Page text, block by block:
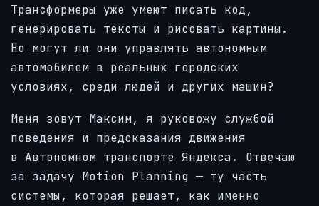
Трансформеры уже умеют писать код,
генерировать тексты и рисовать картины.
Но могут ли они управлять автономным
автомобилем в реальных городских
условиях, среди людей и других машин?
Меня зовут Максим, я руковожу службой
поведения и предсказания движения
в Автономном транспорте Яндекса. Отвечаю
за задачу Motion Planning — ту часть
системы, которая решает, как именно